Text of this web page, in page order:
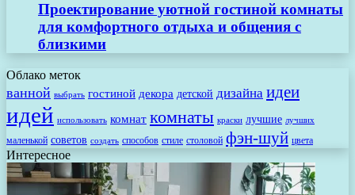
Проектирование уютной гостиной комнаты
для комфортного отдыха и общения с
близкими
Облако меток
ванной выбрать гостиной декора детской дизайна идеи
идей использовать комнат комнаты краски лучшие лучших
маленькой советов создать способов стиле столовой фэн-шуй цвета
Интересное